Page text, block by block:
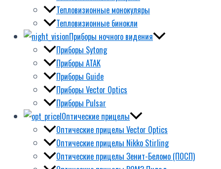
Тепловизионные монокуляры
Тепловизионные бинокли
Приборы ночного видения
Приборы Sytong
Приборы ATAK
Приборы Guide
Приборы Vector Optics
Приборы Pulsar
Оптические прицелы
Оптические прицелы Vector Optics
Оптические прицелы Nikko Stirling
Оптические прицелы Зенит-Беломо (ПОСП)